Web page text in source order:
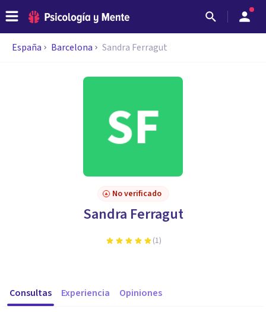
España Barcelona Sandra Ferragut
No verificado
Sandra Ferragut
(1)
Consultas Experiencia Opiniones